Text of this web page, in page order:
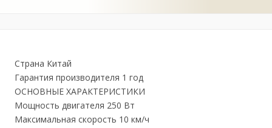
Страна Китай
Гарантия производителя 1 год
ОСНОВНЫЕ ХАРАКТЕРИСТИКИ
Мощность двигателя 250 Вт
Максимальная скорость 10 км/ч